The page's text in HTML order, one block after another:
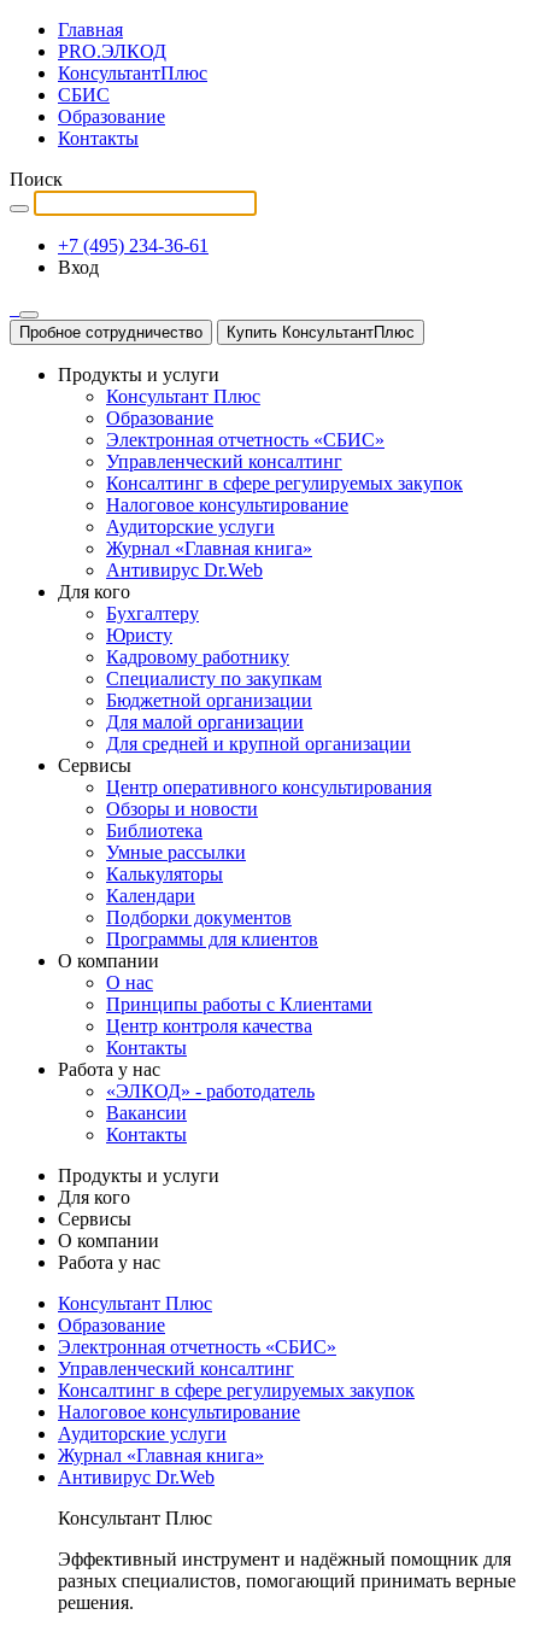
Главная
PRO.ЭЛКОД
КонсультантПлюс
СБИС
Образование
Контакты
Поиск
+7 (495) 234-36-61
Вход
Пробное сотрудничество Купить КонсультантПлюс
Продукты и услуги
Консультант Плюс
Образование
Электронная отчетность «СБИС»
Управленческий консалтинг
Консалтинг в сфере регулируемых закупок
Налоговое консультирование
Аудиторские услуги
Журнал «Главная книга»
Антивирус Dr.Web
Для кого
Бухгалтеру
Юристу
Кадровому работнику
Специалисту по закупкам
Бюджетной организации
Для малой организации
Для средней и крупной организации
Сервисы
Центр оперативного консультирования
Обзоры и новости
Библиотека
Умные рассылки
Калькуляторы
Календари
Подборки документов
Программы для клиентов
О компании
О нас
Принципы работы с Клиентами
Центр контроля качества
Контакты
Работа у нас
«ЭЛКОД» - работодатель
Вакансии
Контакты
Продукты и услуги
Для кого
Сервисы
О компании
Работа у нас
Консультант Плюс
Образование
Электронная отчетность «СБИС»
Управленческий консалтинг
Консалтинг в сфере регулируемых закупок
Налоговое консультирование
Аудиторские услуги
Журнал «Главная книга»
Антивирус Dr.Web
Консультант Плюс
Эффективный инструмент и надёжный помощник для
разных специалистов, помогающий принимать верные
решения.